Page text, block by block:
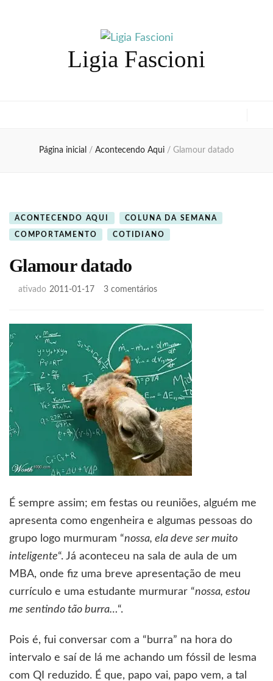
Ligia Fascioni
Página inicial / Acontecendo Aqui / Glamour datado
ACONTECENDO AQUI COLUNA DA SEMANA
COMPORTAMENTO COTIDIANO
Glamour datado
ativado 2011-01-17 3 comentáriosem
É sempre assim; em festas ou reuniões, alguém me
apresenta como engenheira e algumas pessoas do
grupo logo murmuram “nossa, ela deve ser muito
inteligente“. Já aconteceu na sala de aula de um
MBA, onde fiz uma breve apresentação de meu
currículo e uma estudante murmurar “nossa, estou
me sentindo tão burra…“.
Pois é, fui conversar com a “burra” na hora do
intervalo e saí de lá me achando um fóssil de lesma
com QI reduzido. É que, papo vai, papo vem, a tal